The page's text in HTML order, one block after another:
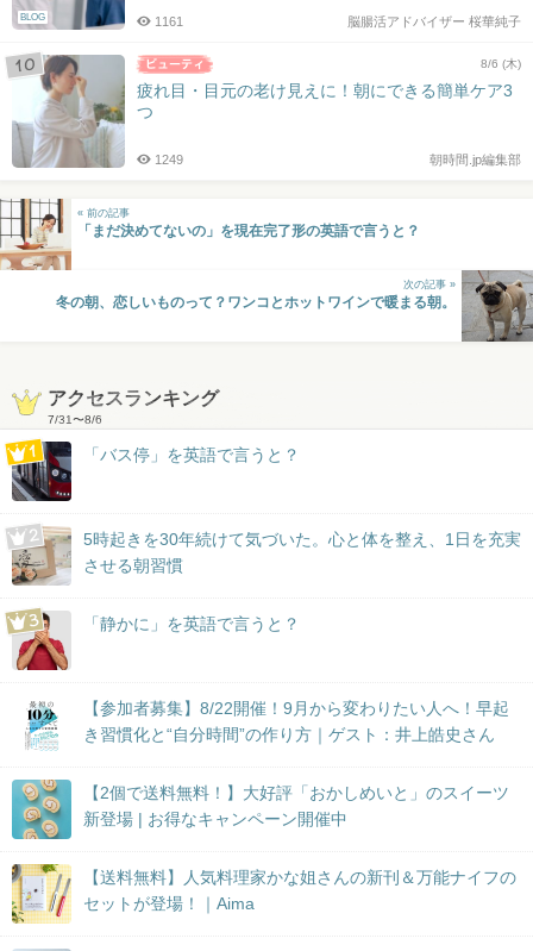
BLOG 脳腸活アドバイザー 桜華純子
1161
8/6 (木)
疲れ目・目元の老け見えに！朝にできる簡単ケア3
つ
朝時間.jp編集部
1249
« 前の記事
「まだ決めてないの」を現在完了形の英語で言うと？
次の記事 »
冬の朝、恋しいものって？ワンコとホットワインで暖まる朝。
アクセスランキング
7/31〜8/6
「バス停」を英語で言うと？
5時起きを30年続けて気づいた。心と体を整え、1日を充実
させる朝習慣
「静かに」を英語で言うと？
【参加者募集】8/22開催！9月から変わりたい人へ！早起
き習慣化と“自分時間”の作り方｜ゲスト：井上皓史さん
【2個で送料無料！】大好評「おかしめいと」のスイーツ
新登場 | お得なキャンペーン開催中
【送料無料】人気料理家かな姐さんの新刊＆万能ナイフの
セットが登場！｜Aima